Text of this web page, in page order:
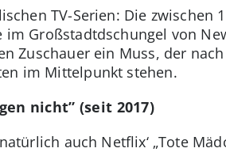
TV-Serien: Die zwischen
im Großstadtdschungel von
Zuschauer ein Muss, der
im Mittelpunkt stehen.
nicht” (seit 2017)
auch Netflix‘ „Tote